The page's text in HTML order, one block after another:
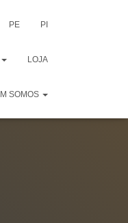
PE PI
LOJA
SOMOS